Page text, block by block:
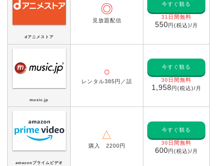
dアニメストア
◎
見放題配信
今すぐ観る
31日間無料
550円(税込)/月
music.jp
○
レンタル385円／話
今すぐ観る
30日間無料
1,958円(税込)/月
amazonプライムビデオ
△
購入 2200円
今すぐ観る
30日間無料
600円(税込)/月